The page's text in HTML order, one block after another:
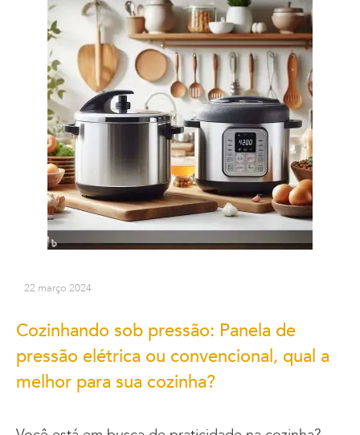
22 março 2024
Cozinhando sob pressão: Panela de
pressão elétrica ou convencional, qual a
melhor para sua cozinha?